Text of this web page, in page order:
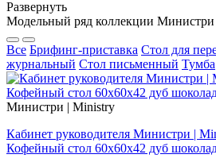
Развернуть
Модельный ряд коллекции
Все Брифинг-приставка Стол для
журнальный Стол письменный Тумба
Министри | Ministry
Кабинет руководителя Министри |
Кофейный стол 60x60x42 дуб